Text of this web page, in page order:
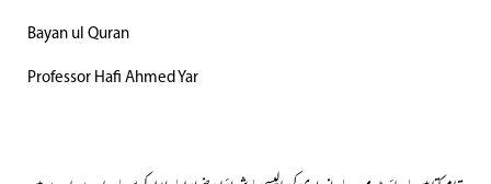
Bayan ul Quran
Professor Hafi Ahmed Yar